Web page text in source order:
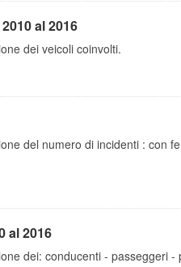
al 2016
dei veicoli coinvolti.
del numero di incidenti : con
al 2016
dei: conducenti - passeggeri -